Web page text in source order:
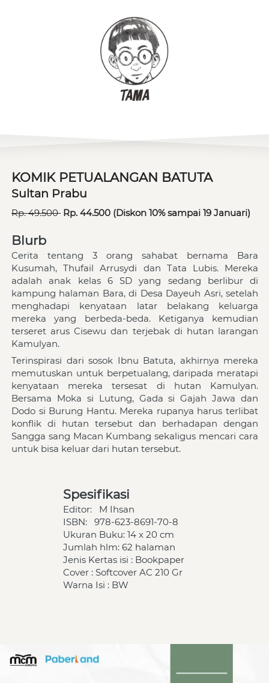
KOMIK PETUALANGAN BATUTA
Sultan Prabu
Rp. 49.500 Rp. 44.500 (Diskon 10% sampai 19 Januari)
Blurb
Cerita tentang 3 orang sahabat bernama Bara
Kusumah, Thufail Arrusydi dan Tata Lubis. Mereka
adalah anak kelas 6 SD yang sedang berlibur di
kampung halaman Bara, di Desa Dayeuh Asri, setelah
menghadapi kenyataan latar belakang keluarga
mereka yang berbeda-beda. Ketiganya kemudian
terseret arus Cisewu dan terjebak di hutan larangan
Kamulyan.
Terinspirasi dari sosok Ibnu Batuta, akhirnya mereka
memutuskan untuk berpetualang, daripada meratapi
kenyataan mereka tersesat di hutan Kamulyan.
Bersama Moka si Lutung, Gada si Gajah Jawa dan
Dodo si Burung Hantu. Mereka rupanya harus terlibat
konflik di hutan tersebut dan berhadapan dengan
Sangga sang Macan Kumbang sekaligus mencari cara
untuk bisa keluar dari hutan tersebut.
Spesifikasi
Editor: M Ihsan
ISBN: 978-623-8691-70-8
Ukuran Buku: 14 x 20 cm
Jumlah hlm: 62 halaman
Jenis Kertas isi : Bookpaper
Cover : Softcover AC 210 Gr
Warna Isi : BW